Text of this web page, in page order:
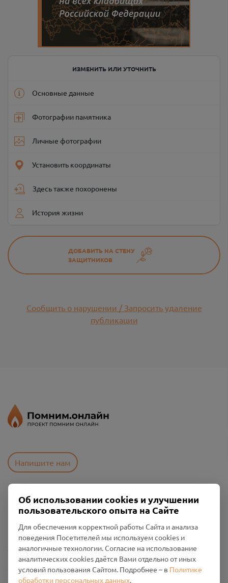
ИЗМЕНИТЬ ИЛИ УТОЧНИТЬ
Основные данные
Фотографии памятника
Личные фотографии
Установить координаты
Здесь также похоронены
История жизни
ДОБАВИТЬ НА СТЕНУ
ЗАЩИТНИКОВ
Сообщить о нарушении / Запросить удаление
публикации
Напишите нам
Пользовательское соглашение
Политика конфиденциальности
Промо-материалы
Настройки cookies
Общество с ограниченной ответственностью «Смоленский
Проект Помним»
Об использовании cookies и улучшении
пользовательского опыта на Сайте
Для обеспечения корректной работы Сайта и анализа
поведения Посетителей мы используем cookies и
аналогичные технологии. Согласие на использование
аналитических cookies даётся Вами отдельно от иных
условий пользования Сайтом. Подробнее – в Политике
обработки персональных данных.